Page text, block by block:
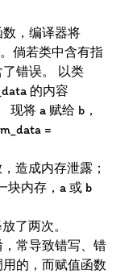
，编译器将
倘若类中含有指
错误。 以类
的内容
现将 a 赋给 b，
=
造成内存泄露；
块内存，a 或 b
了两次。
常导致错写、错
的，而赋值函数